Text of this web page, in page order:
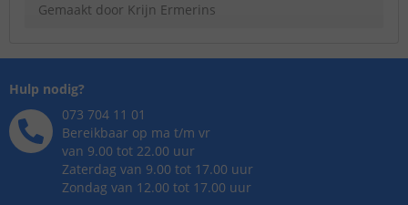
Gemaakt door Krijn Ermerins
Hulp nodig?
073 704 11 01
Bereikbaar op ma t/m vr
van 9.00 tot 22.00 uur
Zaterdag van 9.00 tot 17.00 uur
Zondag van 12.00 tot 17.00 uur